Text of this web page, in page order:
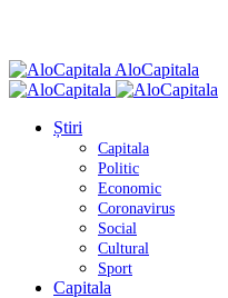
AloCapitala
Știri
Capitala
Politic
Economic
Coronavirus
Social
Cultural
Sport
Capitala